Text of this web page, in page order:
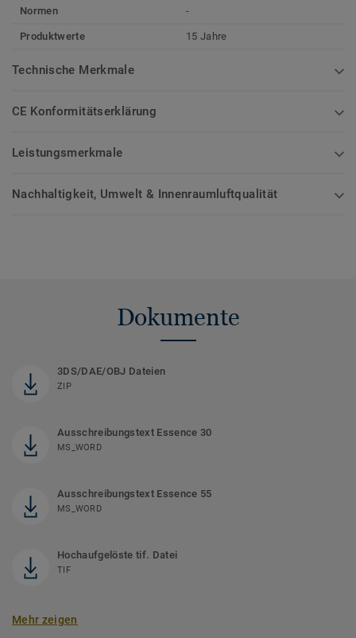
Normen
-
Produktwerte 15 Jahre
Technische Merkmale
CE Konformitätserklärung
Leistungsmerkmale
Nachhaltigkeit, Umwelt & Innenraumluftqualität
Dokumente
3DS/DAE/OBJ Dateien
ZIP
Ausschreibungstext Essence 30
MS_WORD
Ausschreibungstext Essence 55
MS_WORD
Hochaufgelöste tif. Datei
TIF
Mehr zeigen